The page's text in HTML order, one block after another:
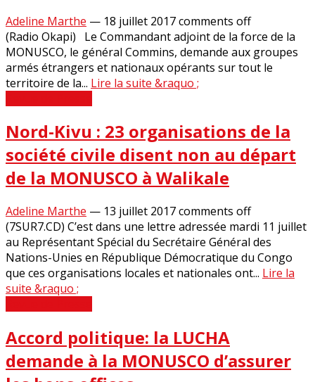
Adeline Marthe — 18 juillet 2017comments off
(Radio Okapi) Le Commandant adjoint de la force de la
MONUSCO, le général Commins, demande aux groupes
armés étrangers et nationaux opérants sur tout le
territoire de la... Lire la suite &raquo ;
Nord-Kivu : 23 organisations de la
société civile disent non au départ
de la MONUSCO à Walikale
Adeline Marthe — 13 juillet 2017comments off
(7SUR7.CD) C’est dans une lettre adressée mardi 11 juillet
au Représentant Spécial du Secrétaire Général des
Nations-Unies en République Démocratique du Congo
que ces organisations locales et nationales ont... Lire la
suite &raquo ;
Accord politique: la LUCHA
demande à la MONUSCO d’assurer